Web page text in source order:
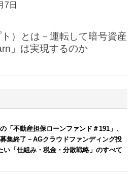
7日
）とは－運転して暗号資産
」は実現するのか
「不動産担保ローンファンド＃191」、
集終了－AGクラウドファンディング投
い「仕組み・税金・分散戦略」のすべて